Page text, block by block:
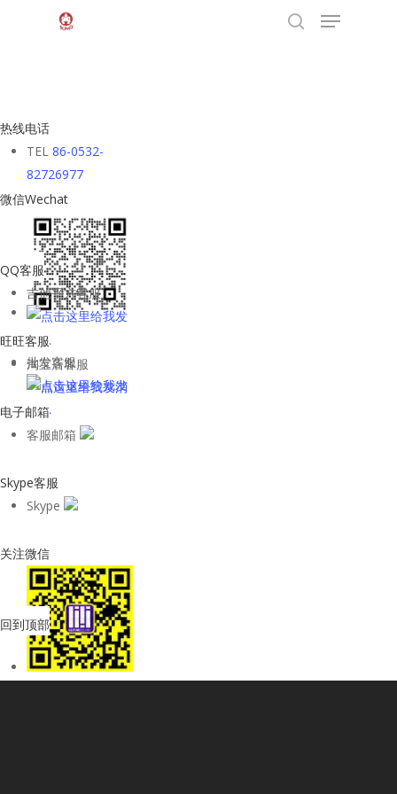
Menu
热线电话
TEL 86-0532-
82726977
微信Wechat
QQ客服
吉他平方客服
批发客服
旺旺客服
淘宝店客服
电子邮箱
客服邮箱
Skype客服
Skype
关注微信
回到顶部